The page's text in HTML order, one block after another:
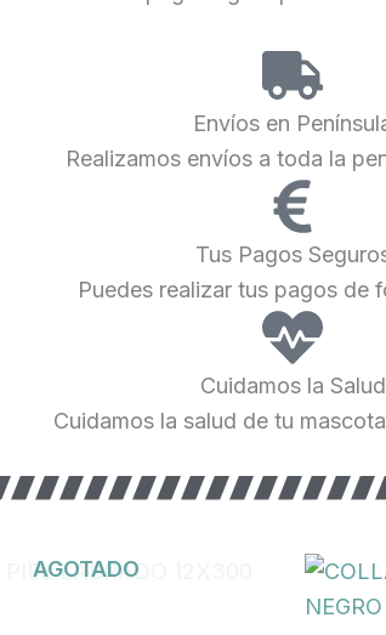
Envíos en
Realizamos envíos a toda la
Tus Pagos
Puedes realizar tus pagos de
Cuidamos la Salud
Cuidamos la salud de tu
AGOTADO